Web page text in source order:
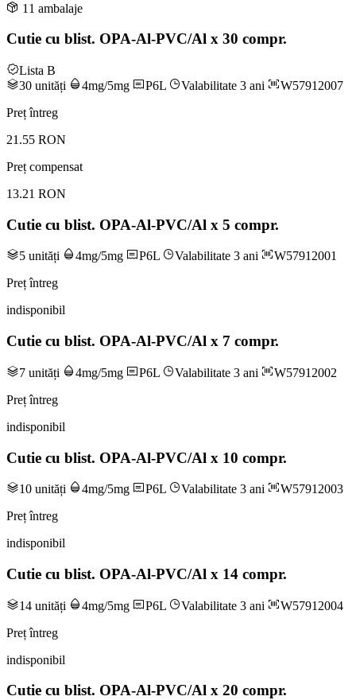
11 ambalaje
Cutie cu blist. OPA-Al-PVC/Al x 30 compr.
Lista B
30 unități
4mg/5mg P6L Valabilitate 3 ani
W57912007
Preț întreg
21.55 RON
Preț compensat
13.21 RON
Cutie cu blist. OPA-Al-PVC/Al x 5 compr.
5 unități 4mg/5mg P6L Valabilitate 3 ani
W57912001
Preț întreg
indisponibil
Cutie cu blist. OPA-Al-PVC/Al x 7 compr.
7 unități 4mg/5mg P6L Valabilitate 3 ani
W57912002
Preț întreg
indisponibil
Cutie cu blist. OPA-Al-PVC/Al x 10 compr.
10 unități 4mg/5mg P6L Valabilitate 3 ani
W57912003
Preț întreg
indisponibil
Cutie cu blist. OPA-Al-PVC/Al x 14 compr.
14 unități 4mg/5mg P6L Valabilitate 3 ani
W57912004
Preț întreg
indisponibil
Cutie cu blist. OPA-Al-PVC/Al x 20 compr.